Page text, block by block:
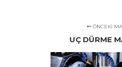
ÖNCEKI
UÇ DÜRME